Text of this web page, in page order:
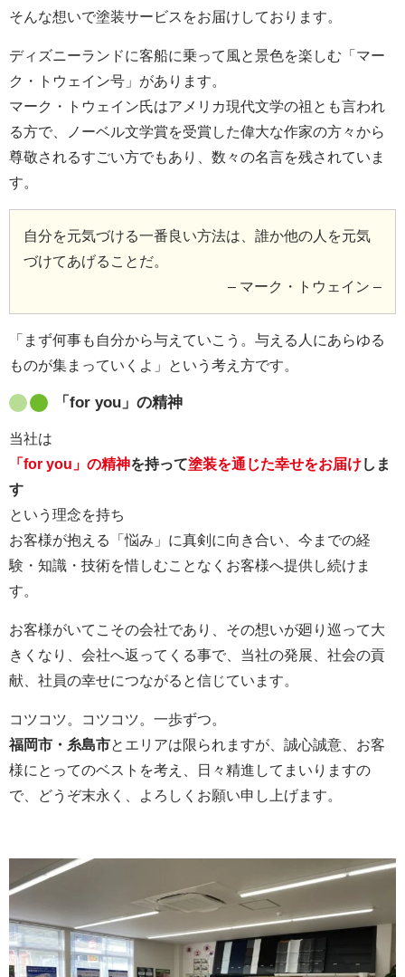
そんな想いで塗装サービスをお届けしております。
ディズニーランドに客船に乗って風と景色を楽しむ「マー
ク・トウェイン号」があります。
マーク・トウェイン氏はアメリカ現代文学の祖とも言われ
る方で、ノーベル文学賞を受賞した偉大な作家の方々から
尊敬されるすごい方でもあり、数々の名言を残されていま
す。
自分を元気づける一番良い方法は、誰か他の人を元気
づけてあげることだ。
– マーク・トウェイン –
「まず何事も自分から与えていこう。与える人にあらゆる
ものが集まっていくよ」という考え方です。
「for you」の精神
当社は
「for you」の精神を持って塗装を通じた幸せをお届けしま
す
という理念を持ち
お客様が抱える「悩み」に真剣に向き合い、今までの経
験・知識・技術を惜しむことなくお客様へ提供し続けま
す。
お客様がいてこその会社であり、その想いが廻り巡って大
きくなり、会社へ返ってくる事で、当社の発展、社会の貢
献、社員の幸せにつながると信じています。
コツコツ。コツコツ。一歩ずつ。
福岡市・糸島市とエリアは限られますが、誠心誠意、お客
様にとってのベストを考え、日々精進してまいりますの
で、どうぞ末永く、よろしくお願い申し上げます。